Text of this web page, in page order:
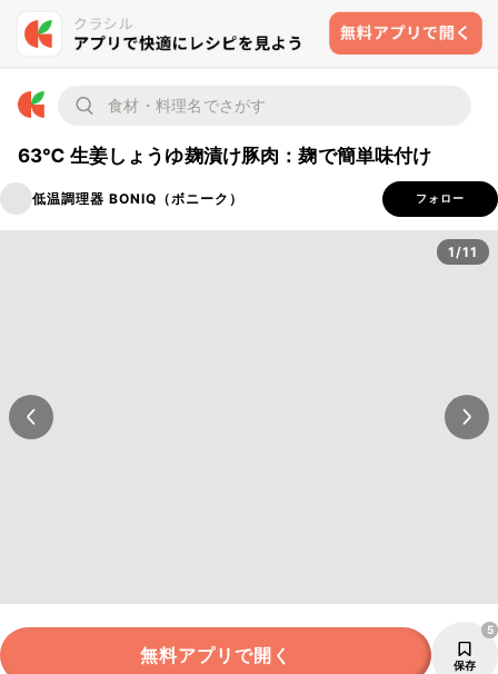
63℃ 生姜しょうゆ麹漬け豚肉：麹で簡単味付け
低温調理器 BONIQ（ボニーク） フォロー
1/11
無料アプリで開く 保存
5